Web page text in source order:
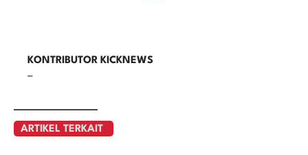
KONTRIBUTOR KICKNEWS
–
ARTIKEL TERKAIT